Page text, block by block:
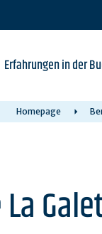
Erfahrungen in der
Homepage